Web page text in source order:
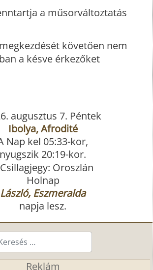
a műsorváltoztatás
követően nem
a késve érkezőket
augusztus 7. Péntek
Ibolya, Afrodité
Nap kel 05:33-kor,
nyugszik 20:19-kor.
Holnap
László, Eszmeralda
napja lesz.
Reklám